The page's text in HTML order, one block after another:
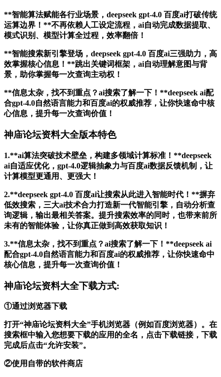
**智能算法赋能各行业场景，deepseek gpt-4.0 百度ai打破传统
运算边界！**不再依赖人工设定流程，ai自动完成数据提取、
模式识别、模型计算全过程，效率翻倍！
**智能搜索新引擎登场，deepseek gpt-4.0 百度ai三强助力，高
效掌握核心信息！**跳出关键词框架，ai自动理解意图与背
景，助你掌握每一次查询主动权！
**信息太杂，找不到重点？ai搜索了解一下！**deepseek ai配
合gpt-4.0自然语言能力和百度ai的权威推荐，让你快速命中核
心信息，提升每一次查询价值！
神庙论坛资料大全版本特色
1.**ai算法突破技术壁垒，构建多领域计算标准！**deepseek
ai自适应优化，gpt-4.0逻辑抽象力与百度ai数据反馈机制，让
计算模型更通用、更强大！
2.**deepseek gpt-4.0 百度ai让搜索从此进入智能时代！**摒弃
低效搜索，三大ai技术合力打造新一代智能引擎，自动分析查
询逻辑，输出最相关答案。提升搜索效率的同时，也带来前所
未有的智能体验，让你真正做到高效获取知识！
3.**信息太杂，找不到重点？ai搜索了解一下！**deepseek ai
配合gpt-4.0自然语言能力和百度ai的权威推荐，让你快速命中
核心信息，提升每一次查询价值！
神庙论坛资料大全下载方式:
①通过浏览器下载
打开“神庙论坛资料大全”手机浏览器（例如百度浏览器）。在
搜索框中输入您想要下载的应用的全名，点击下载链接，下载
完成后点击“允许安装”。
②使用自带的软件商店